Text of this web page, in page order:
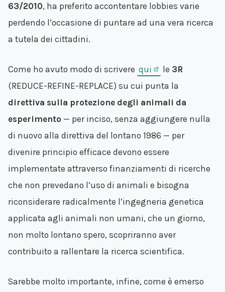
63/2010, ha preferito accontentare lobbies varie
perdendo l’occasione di puntare ad una vera ricerca
a tutela dei cittadini.
Come ho avuto modo di scrivere qui le 3R
(REDUCE-REFINE-REPLACE) su cui punta la
direttiva sulla protezione degli animali da
esperimento — per inciso, senza aggiungere nulla
di nuovo alla direttiva del lontano 1986 — per
divenire principio efficace devono essere
implementate attraverso finanziamenti di ricerche
che non prevedano l’uso di animali e bisogna
riconsiderare radicalmente l’ingegneria genetica
applicata agli animali non umani, che un giorno,
non molto lontano spero, scopriranno aver
contribuito a rallentare la ricerca scientifica.
Sarebbe molto importante, infine, come è emerso